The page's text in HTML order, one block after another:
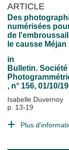
ARTICLE
Des
numérisées
de
le causse Méjan
in
Bulletin.
, n° 156, 01/10/
Isabelle Duvernoy
p. 13-19
Plus